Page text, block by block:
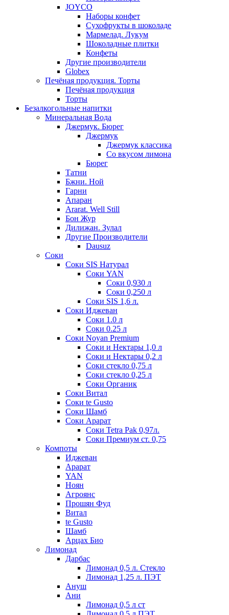
JOYCO
Наборы конфет
Сухофрукты в шоколаде
Мармелад. Лукум
Шоколадные плитки
Конфеты
Другие производители
Globex
Печёная продукция. Торты
Печёная продукция
Торты
Безалкогольные напитки
Минеральная Вода
Джермук. Бюрег
Джермук
Джермук классика
Со вкусом лимона
Бюрег
Татни
Бжни. Ной
Гарни
Апаран
Ararat. Well Still
Бон Жур
Дилижан. Зулал
Другие Производители
Dausuz
Соки
Соки SIS Натурал
Соки YAN
Соки 0,930 л
Соки 0,250 л
Соки SIS 1,6 л.
Соки Иджеван
Соки 1.0 л
Соки 0.25 л
Соки Noyan Premium
Соки и Нектары 1,0 л
Соки и Нектары 0,2 л
Соки стекло 0,75 л
Соки стекло 0,25 л
Соки Органик
Соки Витал
Соки te Gusto
Соки Шамб
Соки Арарат
Соки Tetra Pak 0,97л.
Соки Премиум ст. 0,75
Компоты
Иджеван
Арарат
YAN
Ноян
Агроянс
Прошян Фуд
Витал
te Gusto
Шамб
Арцах Био
Лимонад
Дарбас
Лимонад 0,5 л. Стекло
Лимонад 1,25 л. ПЭТ
Ануш
Ани
Лимонад 0,5 л ст